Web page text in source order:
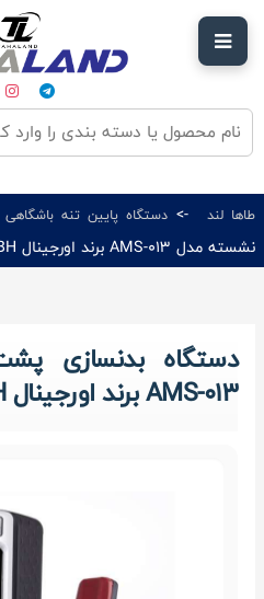
طاها لند -> دستگاه پایین‌ تنه باشگاهی
نشسته مدل AMS-013 برند اورجینال MBH
دستگاه بدنسازی
AMS-013 برند اورجینال MBH